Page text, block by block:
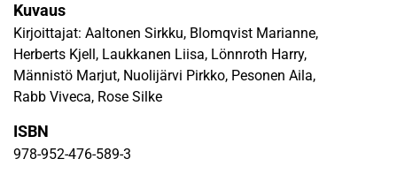
Kuvaus
Kirjoittajat: Aaltonen Sirkku, Blomqvist Marianne,
Herberts Kjell, Laukkanen Liisa, Lönnroth Harry,
Männistö Marjut, Nuolijärvi Pirkko, Pesonen Aila,
Rabb Viveca, Rose Silke
ISBN
978-952-476-589-3